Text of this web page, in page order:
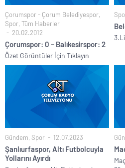
Çorumspor - Çorum Belediyespor,
Spor, Tüm Haberler
20.02.2012
Çorumspor: 0 – Balıkesirspor: 2
Özet Görüntüler İçin Tıklayın
Gündem, Spor 12.07.2023
Şanlıurfaspor, Altı Futbolcuyla
Yollarını Ayırdı